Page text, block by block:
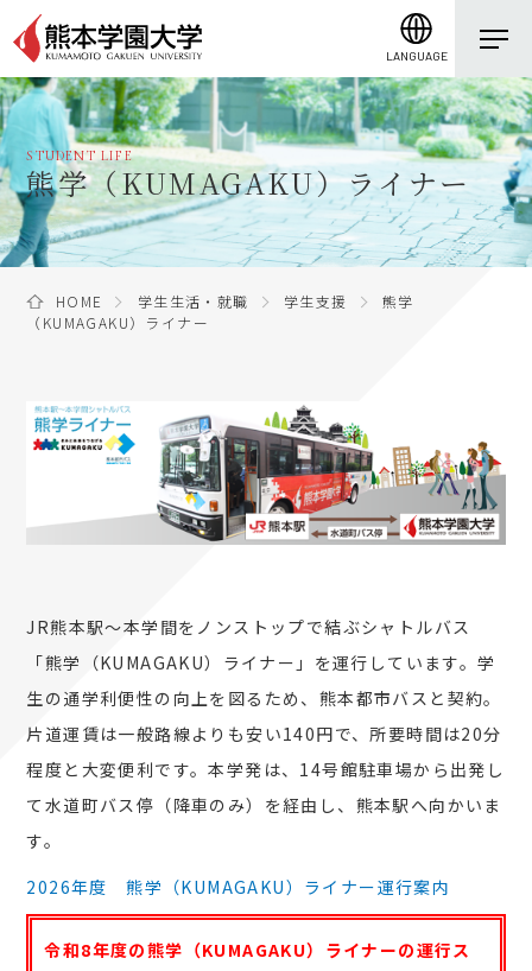
LANGUAGE
STUDENT LIFE
熊学（KUMAGAKU）ライナー
HOME 学生生活・就職 学生支援
熊学
（KUMAGAKU）ライナー
JR熊本駅～本学間をノンストップで結ぶシャトルバス
「熊学（KUMAGAKU）ライナー」を運行しています。学
生の通学利便性の向上を図るため、熊本都市バスと契約。
片道運賃は一般路線よりも安い140円で、所要時間は20分
程度と大変便利です。本学発は、14号館駐車場から出発し
て水道町バス停（降車のみ）を経由し、熊本駅へ向かいま
す。
2026年度 熊学（KUMAGAKU）ライナー運行案内
令和8年度の熊学（KUMAGAKU）ライナーの運行ス